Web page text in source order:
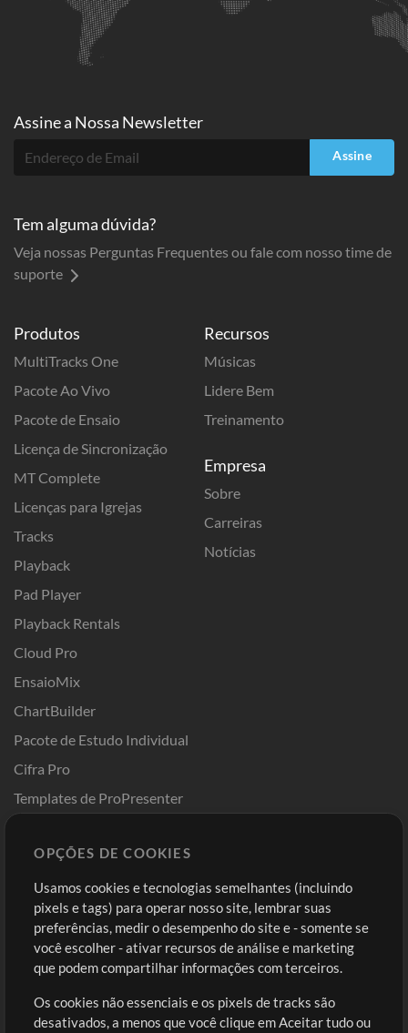
Produtos
MultiTracks One
Pacote Ao Vivo
Pacote de Ensaio
Licença de Sincronização
MT Complete
Licenças para Igrejas
Tracks
Playback
Pad Player
Playback Rentals
Cloud Pro
EnsaioMix
ChartBuilder
Pacote de Estudo Individual
Cifra Pro
Templates de ProPresenter
Recursos
Músicas
Lidere Bem
Treinamento
Empresa
Sobre
Carreiras
Notícias
Comprar Créditos
Conteúdo Grátis
Solicite uma Música
Extras
Entre
Cadastre-se
Ir ao carrinho
Assine a Nossa Newsletter
Assine
Tem alguma dúvida?
Veja nossas Perguntas Frequentes ou fale com nosso time de
suporte
OPÇÕES DE COOKIES
Usamos cookies e tecnologias semelhantes (incluindo
pixels e tags) para operar nosso site, lembrar suas
preferências, medir o desempenho do site e - somente se
você escolher - ativar recursos de análise e marketing
que podem compartilhar informações com terceiros.
Os cookies não essenciais e os pixels de tracks são
desativados, a menos que você clique em Aceitar tudo ou